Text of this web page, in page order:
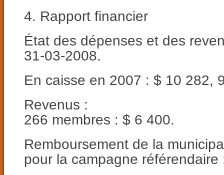
4. Rapport financier
État des dépenses et des
31-03-2008.
En caisse en 2007 : $ 10 282,
Revenus :
266 membres : $ 6 400.
Remboursement de la
pour la campagne référendaire